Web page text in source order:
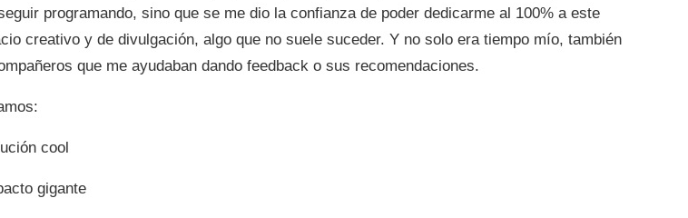
programando, sino que se me dio la confianza de poder dedicarme al 100% a este
creativo y de divulgación, algo que no suele suceder. Y no solo era tiempo mío, también
que me ayudaban dando feedback o sus recomendaciones.
cool
gigante